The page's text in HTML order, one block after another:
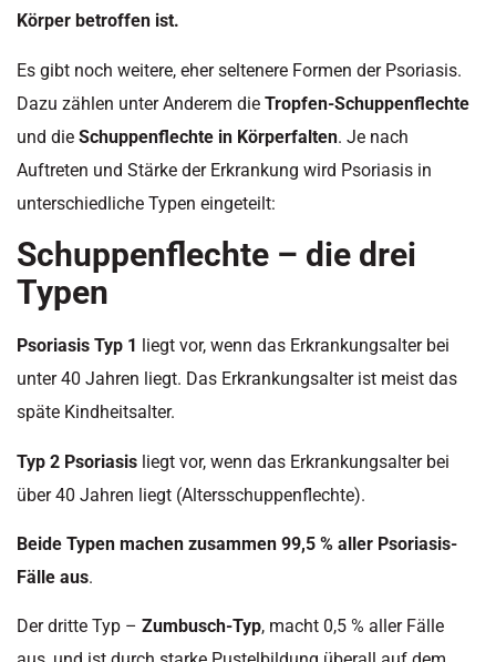
Körper betroffen ist.
Es gibt noch weitere, eher seltenere Formen der Psoriasis.
Dazu zählen unter Anderem die Tropfen-Schuppenflechte
und die Schuppenflechte in Körperfalten. Je nach
Auftreten und Stärke der Erkrankung wird Psoriasis in
unterschiedliche Typen eingeteilt:
Schuppenflechte – die drei
Typen
Psoriasis Typ 1
liegt vor, wenn das Erkrankungsalter bei
unter 40 Jahren liegt. Das Erkrankungsalter ist meist das
späte Kindheitsalter.
Typ 2 Psoriasis liegt vor, wenn das Erkrankungsalter bei
über 40 Jahren liegt (Altersschuppenflechte).
Beide Typen machen zusammen 99,5 % aller Psoriasis-
Fälle aus.
Der dritte Typ – Zumbusch-Typ, macht 0,5 % aller Fälle